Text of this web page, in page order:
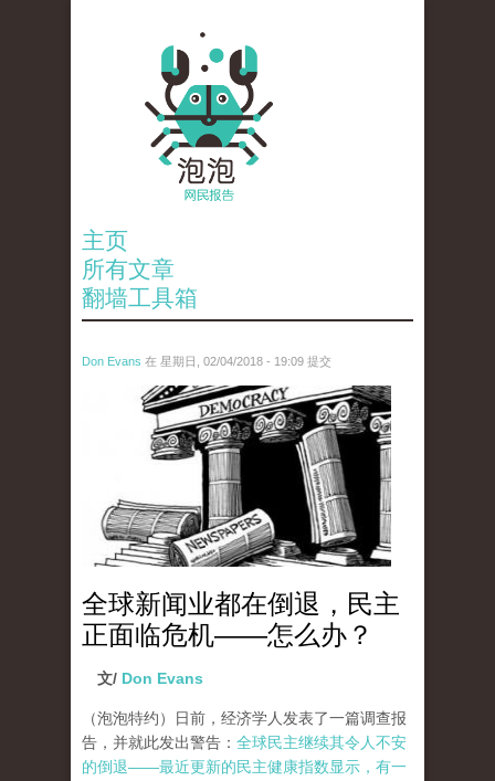
主页
所有文章
翻墙工具箱
Don Evans 在 星期日, 02/04/2018 - 19:09 提交
wechatimg1287.jpeg
全球新闻业都在倒退，民主
正面临危机——怎么办？
文/ Don Evans
（泡泡特约）
日前，经济学人发表了一篇调查报
告，并就此发出警告： 全球民主继续其令人不安
的倒退——最近更新的民主健康指数显示，有一